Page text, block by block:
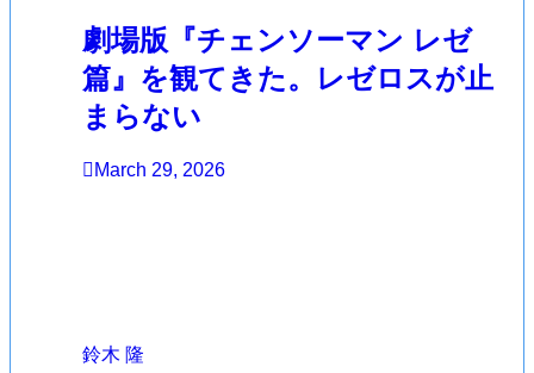
劇場版『チェンソーマン レゼ
篇』を観てきた。レゼロスが止
まらない
March 29, 2026
鈴木 隆